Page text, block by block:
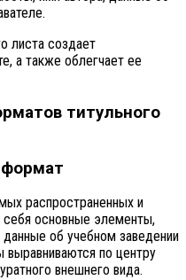
листа создает
а также облегчает ее
титульного
формат
распространенных и
себя основные элементы,
данные об учебном заведении
выравниваются по центру
внешнего вида.